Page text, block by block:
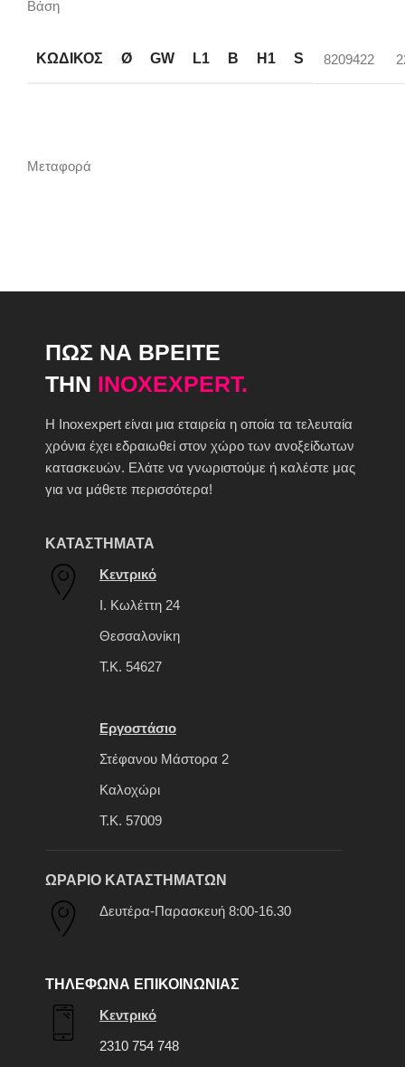
Βάση
ΚΩΔΙΚΟΣ Ø GW L1 B H1 S 8209422
Μεταφορά
ΠΩΣ ΝΑ ΒΡΕΙΤΕ
ΤΗΝ INOXEXPERT.
H Inoxexpert είναι μια εταιρεία η οποία τα τελευταία
χρόνια έχει εδραιωθεί στον χώρο των ανοξείδωτων
κατασκευών. Ελάτε να γνωριστούμε ή καλέστε μας
για να μάθετε περισσότερα!
ΚΑΤΑΣΤΗΜΑΤΑ
Κεντρικό
Ι. Κωλέττη 24
Θεσσαλονίκη
Τ.Κ. 54627
Εργοστάσιο
Στέφανου Μάστορα 2
Καλοχώρι
Τ.Κ. 57009
ΩΡΑΡΙΟ ΚΑΤΑΣΤΗΜΑΤΩΝ
Δευτέρα-Παρασκευή 8:00-16.30
ΤΗΛΕΦΩΝΑ ΕΠΙΚΟΙΝΩΝΙΑΣ
Κεντρικό
2310 754 748